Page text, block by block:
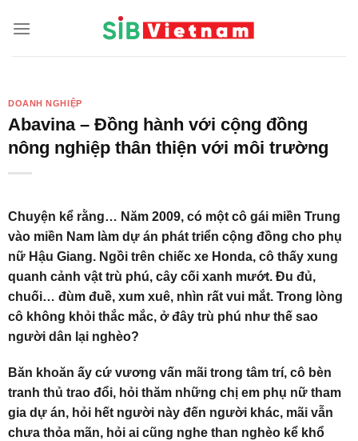
DOANH NGHIỆP
Abavina – Đồng hành với cộng đồng
nông nghiệp thân thiện với môi trường
Chuyện kể rằng… Năm 2009, có một cô gái miền Trung
vào miền Nam làm dự án phát triển cộng đồng cho phụ
nữ Hậu Giang. Ngồi trên chiếc xe Honda, cô thấy xung
quanh cảnh vật trù phú, cây cối xanh mướt. Đu đủ,
chuối… đùm đuề, xum xuê, nhìn rất vui mắt. Trong lòng
cô không khỏi thắc mắc, ở đây trù phú như thế sao
người dân lại nghèo?
Băn khoăn ấy cứ vương vấn mãi trong tâm trí, cô bèn
tranh thủ trao đổi, hỏi thăm những chị em phụ nữ tham
gia dự án, hỏi hết người này đến người khác, mãi vẫn
chưa thỏa mãn, hỏi ai cũng nghe than nghèo kể khổ